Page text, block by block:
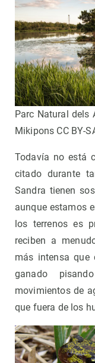
Parc Natural dels
Mikipons CC BY-
Todavía no está
citado durante
Sandra tienen
aunque estamos
los terrenos es
reciben a
más intensa que
ganado
movimientos de
que fuera de los